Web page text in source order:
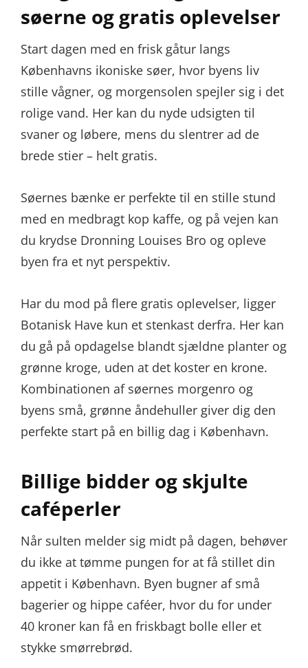
søerne og gratis oplevelser
Start dagen med en frisk gåtur langs
Københavns ikoniske søer, hvor byens liv
stille vågner, og morgensolen spejler sig i det
rolige vand. Her kan du nyde udsigten til
svaner og løbere, mens du slentrer ad de
brede stier – helt gratis.
Søernes bænke er perfekte til en stille stund
med en medbragt kop kaffe, og på vejen kan
du krydse Dronning Louises Bro og opleve
byen fra et nyt perspektiv.
Har du mod på flere gratis oplevelser, ligger
Botanisk Have kun et stenkast derfra. Her kan
du gå på opdagelse blandt sjældne planter og
grønne kroge, uden at det koster en krone.
Kombinationen af søernes morgenro og
byens små, grønne åndehuller giver dig den
perfekte start på en billig dag i København.
Billige bidder og skjulte
caféperler
Når sulten melder sig midt på dagen, behøver
du ikke at tømme pungen for at få stillet din
appetit i København. Byen bugner af små
bagerier og hippe caféer, hvor du for under
40 kroner kan få en friskbagt bolle eller et
stykke smørrebrød.